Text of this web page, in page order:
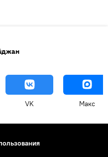
VK Макс